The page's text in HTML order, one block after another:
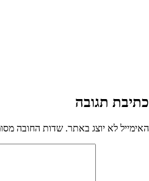
כתיבת תגובה
האימייל לא יוצג באתר. שדות החובה